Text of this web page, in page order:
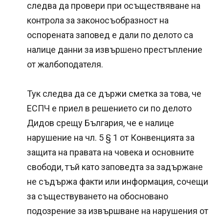
следва да провери при осъществяване на
контрола за законосъобразност на
оспорената заповед е дали по делото са
налице данни за извършено престъпление
от жалбоподателя.
Тук следва да се държи сметка за това, че
ЕСПЧ е приел в решението си по делото
Дидов срещу България, че е налице
нарушение на чл. 5 § 1 от Конвенцията за
защита на правата на човека и основните
свободи, тъй като заповедта за задържане
не съдържа факти или информация, сочещи
за съществуването на обосновано
подозрение за извършване на нарушения от